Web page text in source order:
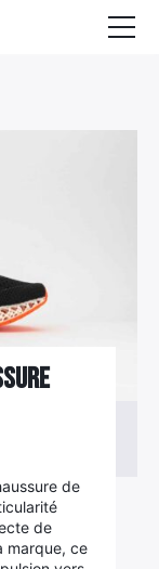
de
de
marque, ce